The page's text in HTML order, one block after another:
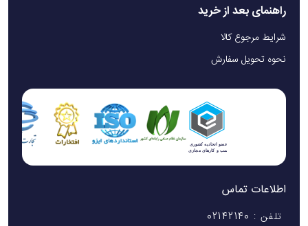
راهنمای بعد از خرید
شرایط مرجوع کالا
نحوه تحویل سفارش
اطلاعات تماس
تلفن : 02142140